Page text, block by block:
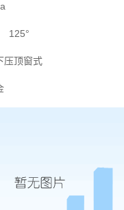
125°
压顶窗式